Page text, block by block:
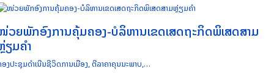
ວຍພັກອົງການຄຸ້ມຄອງ-ບໍລິຫານເຂດເສດຖະກິດພິເສດສາມ
ຽມຄຳ
ງປະຊຸມດຳເນີນຊີວິດການເມືອງ, ຕີລາຄາຄຸນນະພາບ,…